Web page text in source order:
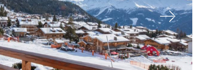
À propos
Nos experts
Contacter
Next